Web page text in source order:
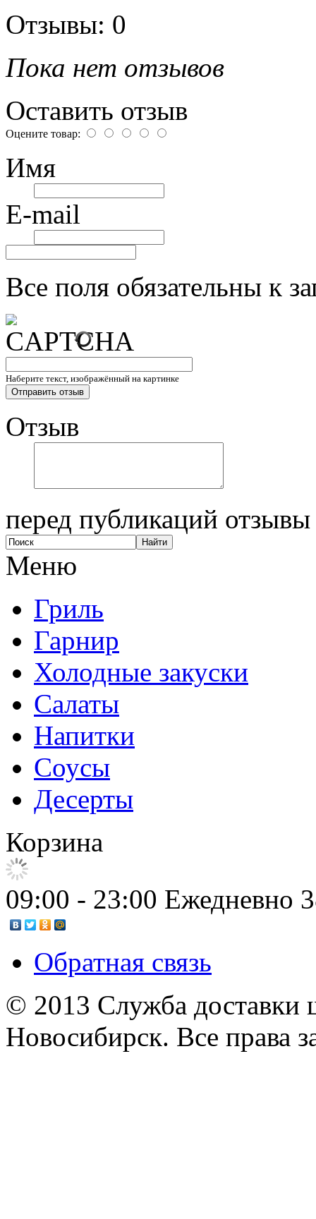
Отзывы: 0
Пока нет отзывов
Оставить отзыв
Оцените товар:
Имя
E-mail
Все поля обязательны к
Наберите текст, изображённый на картинке
Отзыв
перед публикаций
Меню
Гриль
Гарнир
Холодные закуски
Салаты
Напитки
Соусы
Десерты
Корзина
09:00 - 23:00 Ежедневно
Обратная связь
© 2013 Служба
Новосибирск. Все права